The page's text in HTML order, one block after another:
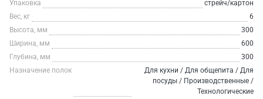
Упаковка
стрейч/картон
Вес, кг
6
Высота, мм
300
Ширина, мм
600
Глубина, мм
300
Назначение полок
Для кухни / Для общепита / Для
посуды / Производственные /
Технологические